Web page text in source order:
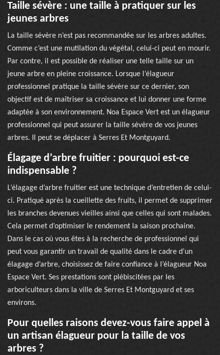
Taille sévère : une taille à pratiquer sur les
jeunes arbres
La taille sévère n’est pas recommandée sur les arbres adultes.
Comme c’est une mutilation du végétal, celui-ci peut en mourir.
Par contre, il est possible de réaliser une telle taille sur un
jeune arbre en pleine croissance. Lorsque l’élagueur
professionnel pratique la taille sévère sur ce dernier, son
objectif est de maîtriser sa croissance et lui donner une forme
adaptée à son environnement. Noa Espace Vert est un élagueur
professionnel qui peut assurer la taille sévère de vos jeunes
arbres. Il peut se déplacer à Serres Et Montguyard.
Élagage d’arbre fruitier : pourquoi est-ce
indispensable ?
L’élagage d’arbre fruitier est une technique d’entretien de celui-
ci. Pratiqué après la cueillette des fruits, il permet de supprimer
les branches devenues vieilles ainsi que celles qui sont malades.
Cela permet d’optimiser le rendement la saison prochaine.
Dans le cas où vous êtes à la recherche de professionnel qui
peut vous garantir un travail de qualité dans le cadre d’un
élagage d’arbre, choisissez de faire confiance à l’élagueur Noa
Espace Vert. Ses prestations sont plébiscitées par les
arboriculteurs dans la ville de Serres Et Montguyard et ses
environs.
Pour quelles raisons devez-vous faire appel à
un artisan élagueur pour la taille de vos
arbres ?